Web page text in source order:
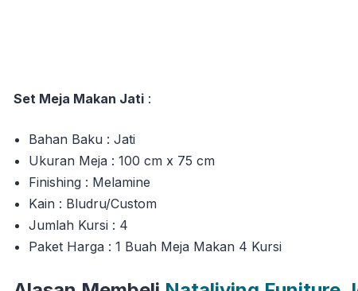
Set Meja Makan Jati :
Bahan Baku : Jati
Ukuran Meja : 100 cm x 75 cm
Finishing : Melamine
Kain : Bludru/Custom
Jumlah Kursi : 4
Paket Harga : 1 Buah Meja Makan 4 Kursi